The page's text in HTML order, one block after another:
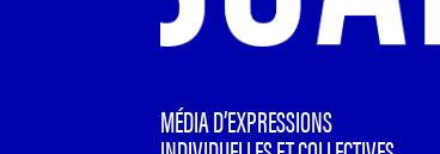
MÉDIA D’EXPRESSIONS